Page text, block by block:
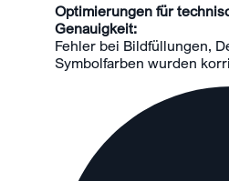
Optimierungen für
Genauigkeit:
Fehler bei Bildfüllungen,
Symbolfarben wurden